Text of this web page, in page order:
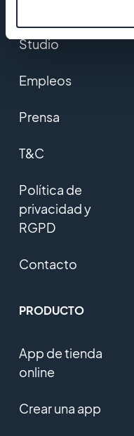
Startup
Studio
Empleos
Prensa
T&C
Política de
privacidad y
RGPD
Contacto
PRODUCTO
App de tienda
online
Crear una app